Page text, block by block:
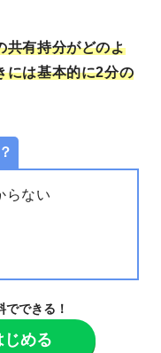
共有持分がどのよ
には基本的に2分の
らない
できる！
める